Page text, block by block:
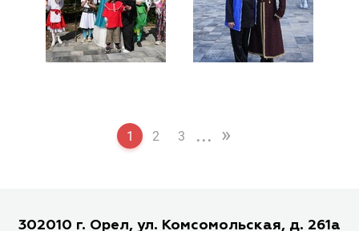
1 2 3 ... »
302010 г. Орел, ул. Комсомольская, д. 261а